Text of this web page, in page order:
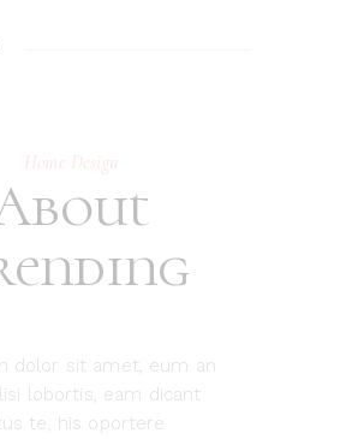
Home Design
dolor sit amet, eum an
lobortis, eam dicant
te, his oportere